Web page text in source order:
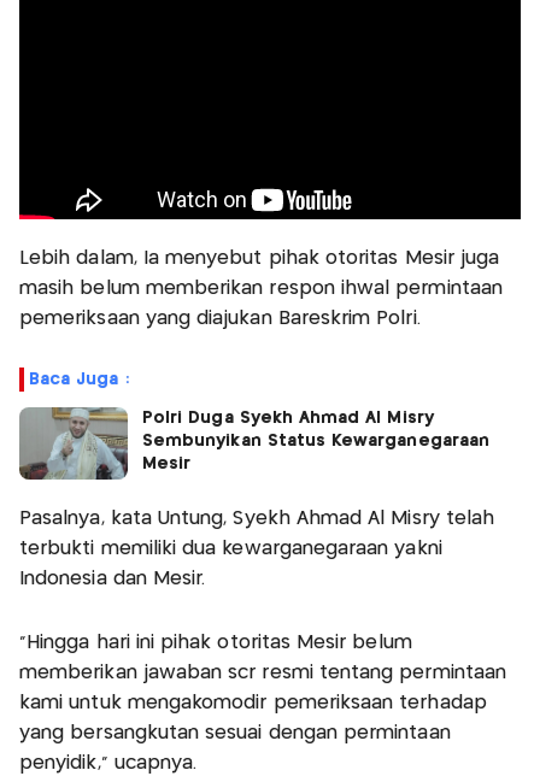
Lebih dalam, Ia menyebut pihak otoritas Mesir juga
masih belum memberikan respon ihwal permintaan
pemeriksaan yang diajukan Bareskrim Polri.
Baca Juga :
Polri Duga Syekh Ahmad Al Misry
Sembunyikan Status Kewarganegaraan
Mesir
Pasalnya, kata Untung, Syekh Ahmad Al Misry telah
terbukti memiliki dua kewarganegaraan yakni
Indonesia dan Mesir.
"Hingga hari ini pihak otoritas Mesir belum
memberikan jawaban scr resmi tentang permintaan
kami untuk mengakomodir pemeriksaan terhadap
yang bersangkutan sesuai dengan permintaan
penyidik," ucapnya.